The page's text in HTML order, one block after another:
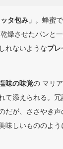
タ包み」 。蜂蜜
燥させたパンと
れないようなプレ
味の味覚の マリ
て添えられる。冗
だが、ささやき声
味しいもののよう